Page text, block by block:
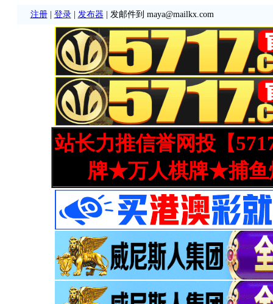
注册| 登录| 发布器 | 发邮件到 maya@mailkx.com
站长力推信誉网投【
牌★万人棋牌★捕鱼